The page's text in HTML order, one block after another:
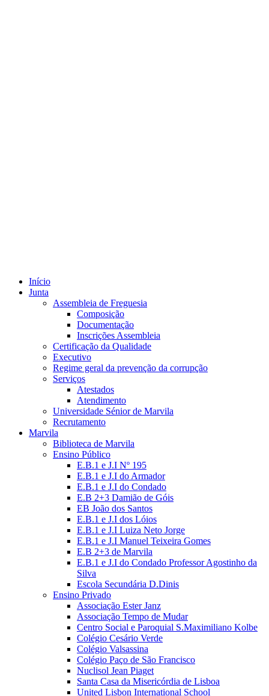
Início
Junta
Assembleia de Freguesia
Composição
Documentação
Inscrições Assembleia
Certificação da Qualidade
Executivo
Regime geral da prevenção da corrupção
Serviços
Atestados
Atendimento
Universidade Sénior de Marvila
Recrutamento
Marvila
Biblioteca de Marvila
Ensino Público
E.B.1 e J.I Nº 195
E.B.1 e J.I do Armador
E.B.1 e J.I do Condado
E.B 2+3 Damião de Góis
EB João dos Santos
E.B.1 e J.I dos Lóios
E.B.1 e J.I Luiza Neto Jorge
E.B.1 e J.I Manuel Teixeira Gomes
E.B 2+3 de Marvila
E.B.1 e J.I do Condado Professor Agostinho da
Silva
Escola Secundária D.Dinis
Ensino Privado
Associação Ester Janz
Associação Tempo de Mudar
Centro Social e Paroquial S.Maximiliano Kolbe
Colégio Cesário Verde
Colégio Valsassina
Colégio Paço de São Francisco
Nuclisol Jean Piaget
Santa Casa da Misericórdia de Lisboa
United Lisbon International School